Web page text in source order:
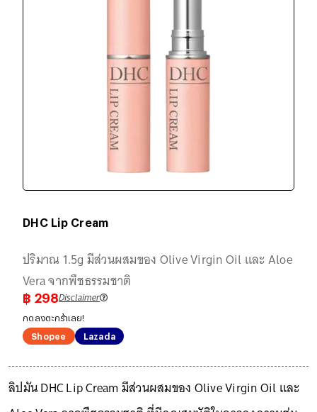
DHC Lip Cream
ปริมาณ 1.5g มีส่วนผสมของ Olive Virgin Oil และ Aloe
Vera จากพืชธรรมชาติ
฿ 298Disclaimer
กดลงตะกร้าเลย!
Shopee
Lazada
ลิปมัน DHC Lip Cream มีส่วนผสมของ Olive Virgin Oil และ